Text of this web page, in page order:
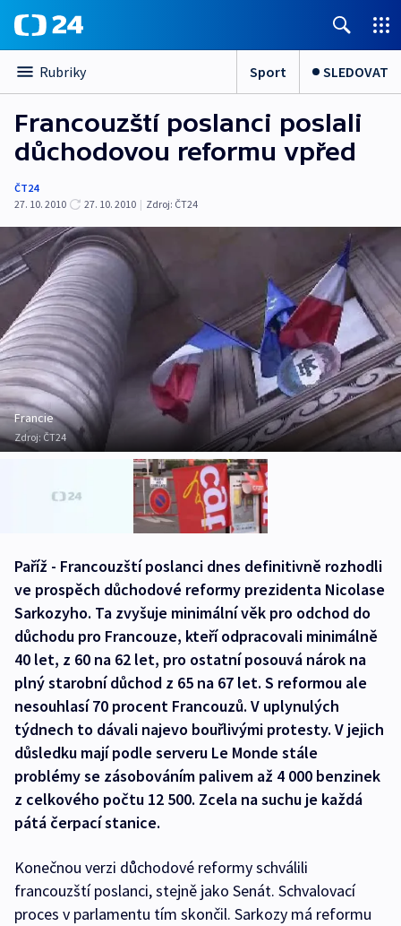
Rubriky Sport SLEDOVAT
Francouzští poslanci poslali
důchodovou reformu vpřed
ČT24
27. 10. 2010
27. 10. 2010 | Zdroj: ČT24
Francie
Zdroj:ČT24
Paříž - Francouzští poslanci dnes definitivně rozhodli
ve prospěch důchodové reformy prezidenta Nicolase
Sarkozyho. Ta zvyšuje minimální věk pro odchod do
důchodu pro Francouze, kteří odpracovali minimálně
40 let, z 60 na 62 let, pro ostatní posouvá nárok na
plný starobní důchod z 65 na 67 let. S reformou ale
nesouhlasí 70 procent Francouzů. V uplynulých
týdnech to dávali najevo bouřlivými protesty. V jejich
důsledku mají podle serveru Le Monde stále
problémy se zásobováním palivem až 4 000 benzinek
z celkového počtu 12 500. Zcela na suchu je každá
pátá čerpací stanice.
Konečnou verzi důchodové reformy schválili
francouzští poslanci, stejně jako Senát. Schvalovací
proces v parlamentu tím skončil. Sarkozy má reformu